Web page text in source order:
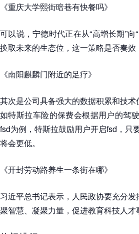
《重庆大学熙街暗巷有快餐吗》
可以说，宁德时代正在从“高增长期”
换取未来的生态位，这一策略是否奏
《南阳麒麟门附近的足疗》
其次是公司具备强大的数据积累和技
如特斯拉车险的保费会根据用户的驾
fsd为例，特斯拉鼓励用户开启fsd，只
将会更低。
《开封劳动路养生一条街在哪》
习近平总书记表示，人民政协要充分
聚智慧、凝聚力量，促进教育科技人才